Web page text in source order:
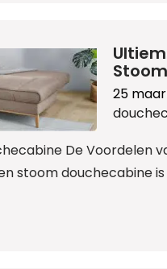
25
De Voordelen
stoom douchecabine